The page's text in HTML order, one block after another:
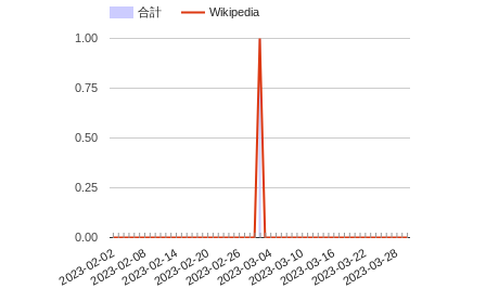
合計 Wikipedia
2023-02-022023-02-082023-02-142023-02-202023-02-262023-03-042023-03-102023-03-162023-03-222023-03-28
0.00
0.25
0.50
0.75
1.00